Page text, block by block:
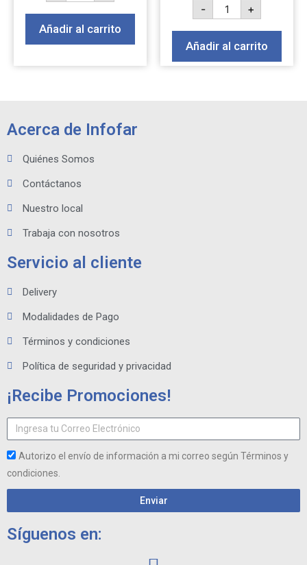
Añadir al carrito
- +
Añadir al carrito
Acerca de Infofar
Quiénes Somos
Contáctanos
Nuestro local
Trabaja con nosotros
Servicio al cliente
Delivery
Modalidades de Pago
Términos y condiciones
Política de seguridad y privacidad
¡Recibe Promociones!
Autorizo el envío de información a mi correo según Términos y
condiciones.
Enviar
Síguenos en: